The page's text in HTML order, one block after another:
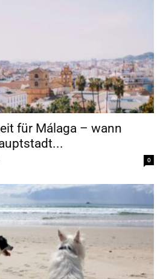
für Málaga – wann
0